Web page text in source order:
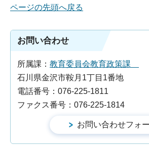
ページの先頭へ戻る
お問い合わせ
所属課： 教育委員会教育政策課
石川県金沢市鞍月1丁目1番地
電話番号：076-225-1811
ファクス番号：076-225-1814